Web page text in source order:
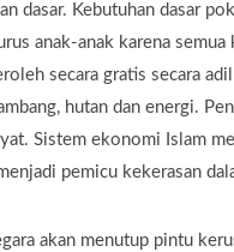
dasar. Kebutuhan dasar
anak-anak karena
secara gratis secara
hutan dan energi.
Sistem ekonomi Islam
pemicu kekerasan
akan menutup pintu